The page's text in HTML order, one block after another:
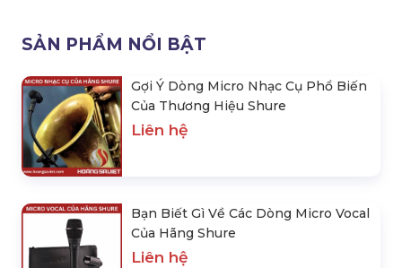
SẢN PHẨM NỔI BẬT
Gợi Ý Dòng Micro Nhạc Cụ Phổ Biến
Của Thương Hiệu Shure
Liên hệ
Bạn Biết Gì Về Các Dòng Micro Vocal
Của Hãng Shure
Liên hệ